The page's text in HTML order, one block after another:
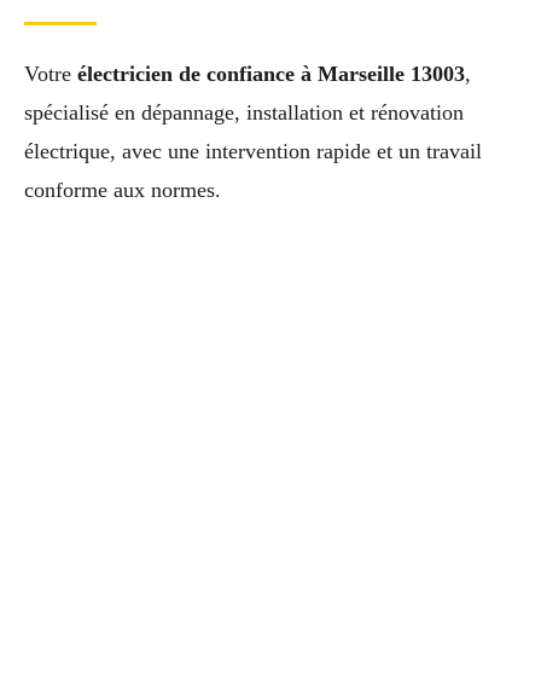
Votre électricien de confiance à Marseille 13003,
spécialisé en dépannage, installation et rénovation
électrique, avec une intervention rapide et un travail
conforme aux normes.